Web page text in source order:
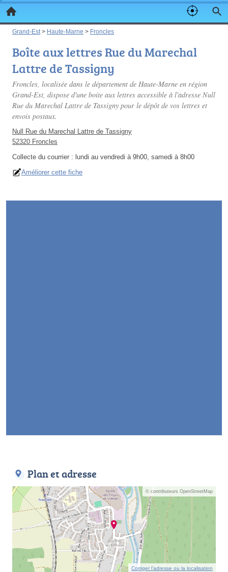
Grand-Est > Haute-Marne > Froncles
Boîte aux lettres Rue du Marechal
Lattre de Tassigny
Froncles, localisée dans le département de Haute-Marne en région
Grand-Est, dispose d'une boite aux lettres accessible à l'adresse Null
Rue du Marechal Lattre de Tassigny pour le dépôt de vos lettres et
envois postaux.
Null Rue du Marechal Lattre de Tassigny
52320 Froncles
Collecte du courrier : lundi au vendredi à 9h00, samedi à 8h00
Améliorer cette fiche
Plan et adresse
© contributeurs OpenStreetMap
Corriger l’adresse ou la localisation